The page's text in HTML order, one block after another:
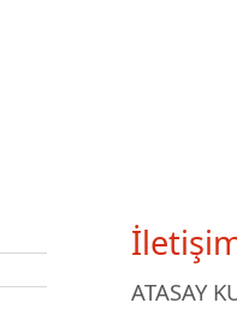
ATASAY